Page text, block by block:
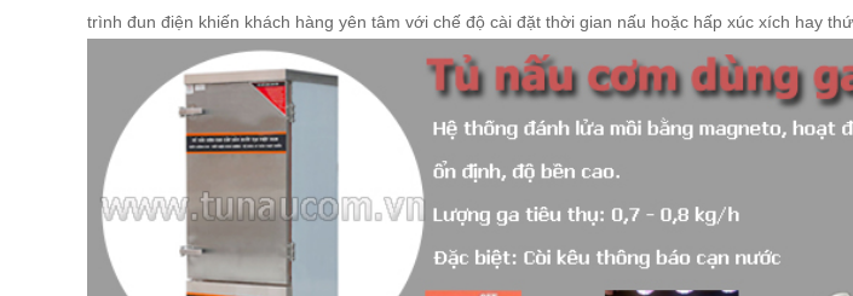
trình đun điện khiến khách hàng yên tâm với chế độ cài đặt thời gian nấu hoặc hấp xúc xích hay